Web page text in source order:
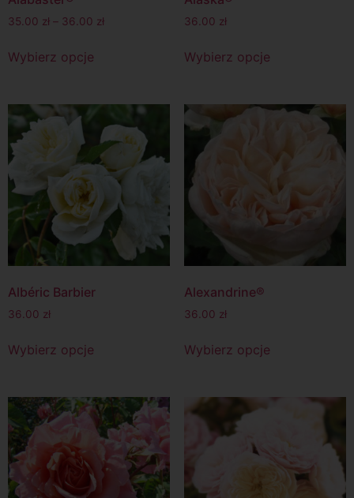
35.00 zł – 36.00 zł
Wybierz opcje
36.00 zł
Wybierz opcje
Albéric Barbier
36.00 zł
Wybierz opcje
Alexandrine®
36.00 zł
Wybierz opcje